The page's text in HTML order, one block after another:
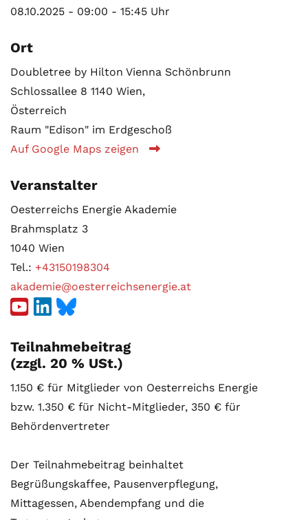
08.10.2025 - 09:00 - 15:45 Uhr
Ort
Doubletree by Hilton Vienna Schönbrunn
Schlossallee 8 1140 Wien,
Österreich
Raum "Edison" im Erdgeschoß
Auf Google Maps zeigen
Veranstalter
Oesterreichs Energie Akademie
Brahmsplatz 3
1040 Wien
Tel.: +43150198304
akademie@oesterreichsenergie.at
Teilnahmebeitrag
(zzgl. 20 % USt.)
1.150 € für Mitglieder von Oesterreichs Energie
bzw. 1.350 € für Nicht-Mitglieder, 350 € für
Behördenvertreter
Der Teilnahmebeitrag beinhaltet
Begrüßungskaffee, Pausenverpflegung,
Mittagessen, Abendempfang und die